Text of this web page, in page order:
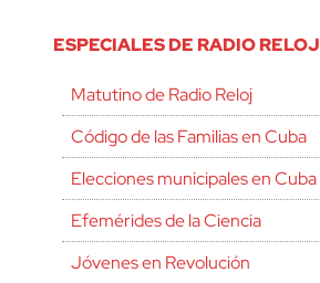
ESPECIALES DE RADIO RELOJ
Matutino de Radio Reloj
Código de las Familias en Cuba
Elecciones municipales en Cuba
Efemérides de la Ciencia
Jóvenes en Revolución